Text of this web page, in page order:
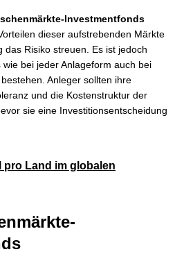
Investmentfonds
dieser aufstrebenden Märkte
das Risiko streuen. Es ist jedoch
bei jeder Anlageform auch bei
bestehen. Anleger sollten ihre
und die Kostenstruktur der
sie eine Investitionsentscheidung
pro Land im globalen